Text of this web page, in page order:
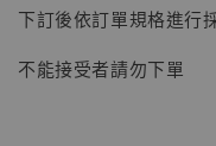
下訂後依訂單規格進行
不能接受者請勿下單